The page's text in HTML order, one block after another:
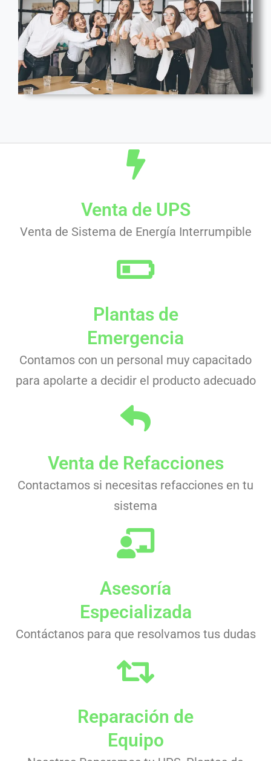
Venta de UPS
Venta de Sistema de Energía Interrumpible
Plantas de
Emergencia
Contamos con un personal muy capacitado
para apolarte a decidir el producto adecuado
Venta de Refacciones
Contactamos si necesitas refacciones en tu
sistema
Asesoría
Especializada
Contáctanos para que resolvamos tus dudas
Reparación de
Equipo